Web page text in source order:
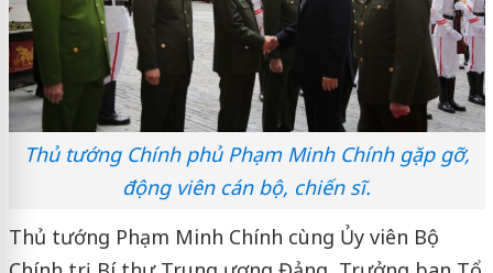
Thủ tướng Chính phủ Phạm Minh Chính gặp gỡ,
động viên cán bộ, chiến sĩ.
Thủ tướng Phạm Minh Chính cùng Ủy viên Bộ